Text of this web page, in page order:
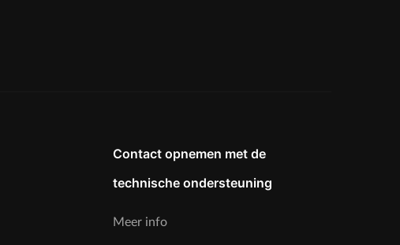
Contact opnemen met de
technische ondersteuning
Meer info